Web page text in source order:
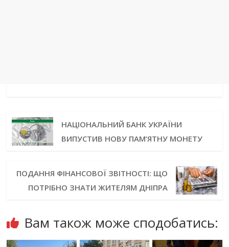
НАЦІОНАЛЬНИЙ БАНК УКРАЇНИ
ВИПУСТИВ НОВУ ПАМ’ЯТНУ МОНЕТУ
ПОДАННЯ ФІНАНСОВОЇ ЗВІТНОСТІ: ЩО
ПОТРІБНО ЗНАТИ ЖИТЕЛЯМ ДНІПРА
Вам також може сподобатись: